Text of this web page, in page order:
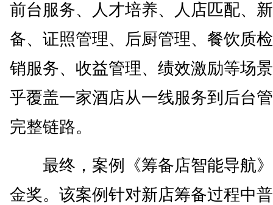
前台服务、人才培养、人店匹配、
备、证照管理、后厨管理、餐饮质
销服务、收益管理、绩效激励等场
乎覆盖一家酒店从一线服务到后台
完整链路。
最终，案例《筹备店智能导航
金奖。该案例针对新店筹备过程中